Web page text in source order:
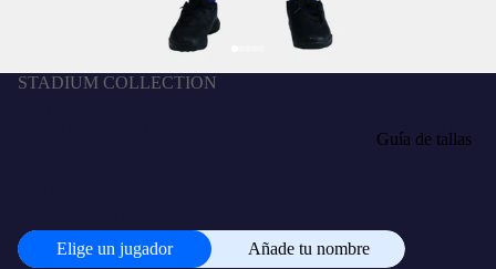
STADIUM COLLECTION
Guía de tallas
Elige un jugador
Añade tu nombre